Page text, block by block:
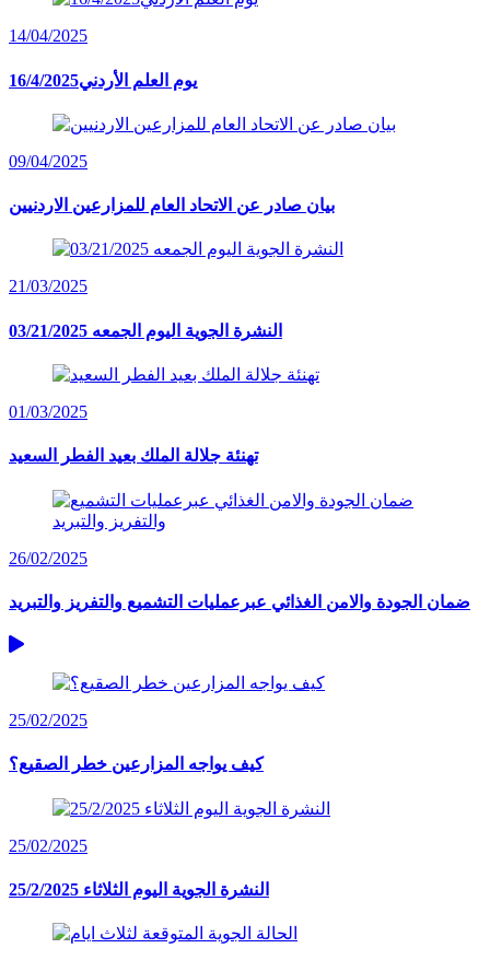
14/04/2025
16/4/2025يوم العلم الأردني
09/04/2025
بيان صادر عن الاتحاد العام للمزارعين الاردنيين
21/03/2025
النشرة الجوية اليوم الجمعه 03/21/2025
01/03/2025
تهنئة جلالة الملك بعيد الفطر السعيد
26/02/2025
ضمان الجودة والامن الغذائي عبرعمليات التشميع والتفريز والتبريد
25/02/2025
كيف يواجه المزارعين خطر الصقيع؟
25/02/2025
النشرة الجوية اليوم الثلاثاء 25/2/2025